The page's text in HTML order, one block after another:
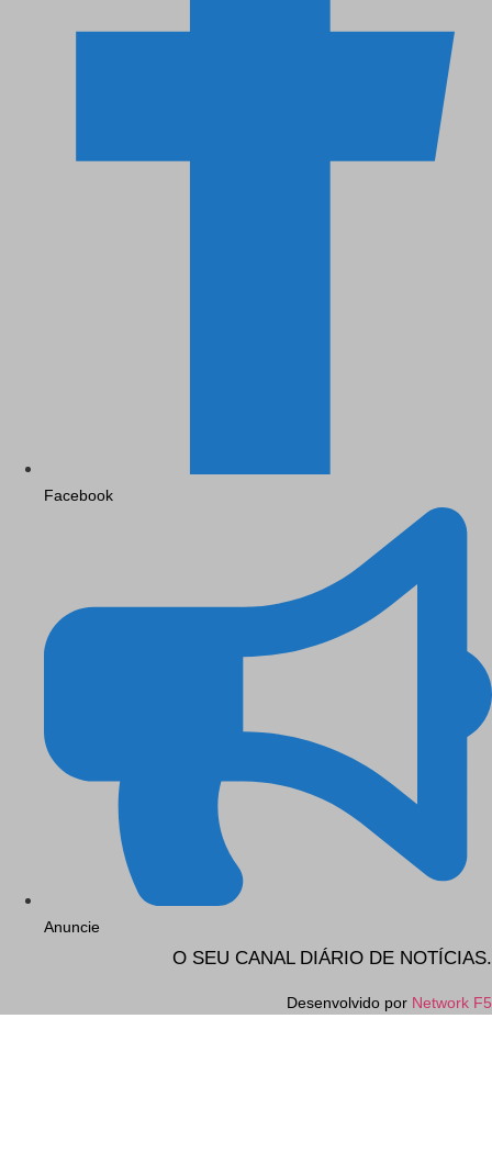
Facebook
Anuncie
O SEU CANAL DIÁRIO DE NOTÍCIAS.
Desenvolvido por Network F5